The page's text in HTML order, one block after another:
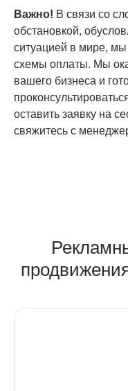
Важно! В связи со
обстановкой,
ситуацией в мире, мы
схемы оплаты. Мы
вашего бизнеса и
оставить заявку на
свяжитесь с